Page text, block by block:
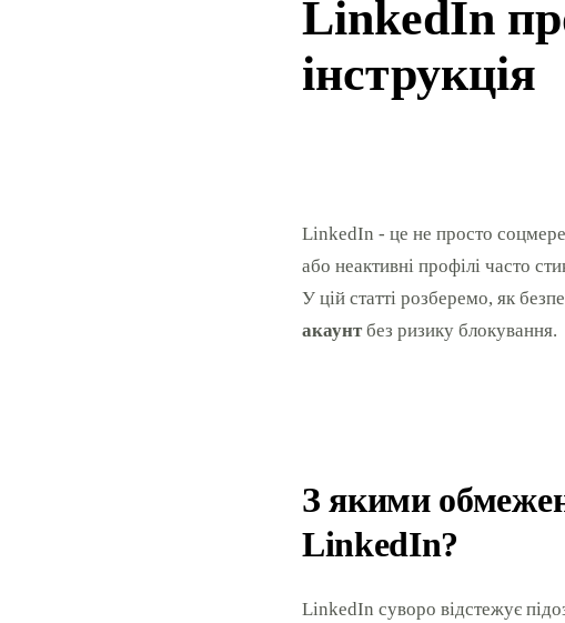
LinkedIn
інструкція
LinkedIn - це не просто
або неактивні профілі часто
У цій статті розберемо, як
акаунтбез ризику блокування.
З якими
LinkedIn?
LinkedIn суворо відстежує